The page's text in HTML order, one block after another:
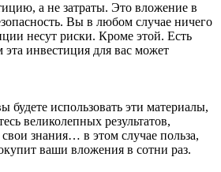
а не затраты. Это вложение в
Вы в любом случае ничего
несут риски. Кроме этой. Есть
эта инвестиция для вас может
будете использовать эти материалы,
великолепных результатов,
знания… в этом случае польза,
ваши вложения в сотни раз.